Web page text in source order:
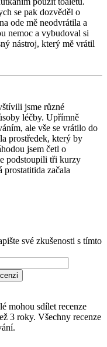
se pak dozvěděl o
ode mě neodvrátila a
nemoc a vybudoval si
nástroj, který mě vrátil
jsme různé
léčby. Upřímně
ale vše se vrátilo do
prostředek, který by
jsem četl o
podstoupili tři kurzy
prostatitida začala
své zkušenosti s tímto
mohou sdílet recenze
3 roky. Všechny recenze